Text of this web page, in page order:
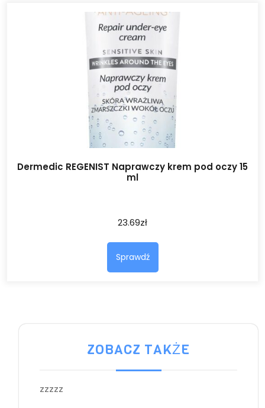
Dermedic REGENIST Naprawczy krem pod oczy 15
ml
23.69zł
Sprawdź
ZOBACZ TAKŻE
zzzzz